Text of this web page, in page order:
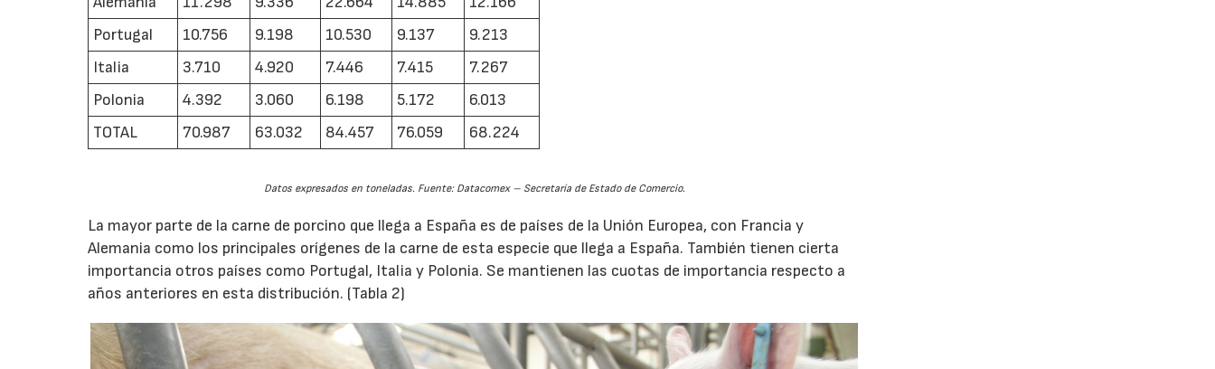
Portugal
10.756 9.198 10.530 9.137
9.213
Italia
3.710 4.920 7.446 7.415
7.267
Polonia
4.392 3.060 6.198 5.172
6.013
TOTAL
70.987 63.032 84.457 76.059 68.224
Datos expresados en toneladas. Fuente: Datacomex – Secretaría de Estado de Comercio.
La mayor parte de la carne de porcino que llega a España es de países de la Unión Europea, con Francia y
Alemania como los principales orígenes de la carne de esta especie que llega a España. También tienen cierta
importancia otros países como Portugal, Italia y Polonia. Se mantienen las cuotas de importancia respecto a
años anteriores en esta distribución. (Tabla 2)